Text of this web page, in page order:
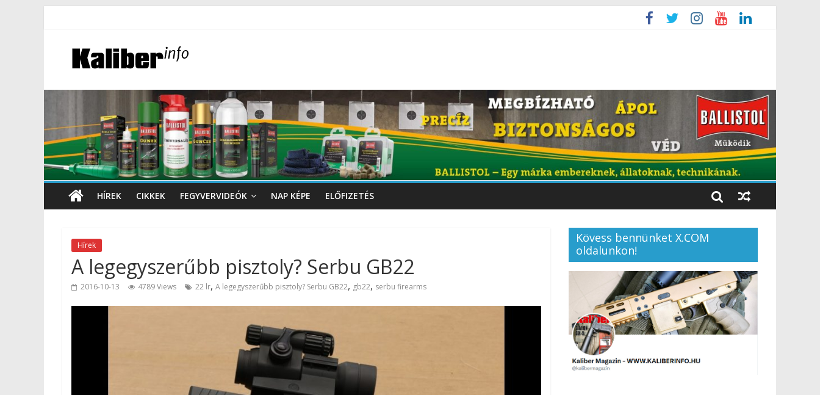
HÍREK CIKKEK FEGYVERVIDEÓK NAP KÉPE ELŐFIZETÉS
Hírek
A legegyszerűbb pisztoly? Serbu GB22
2016-10-13 4789 Views 22 lr, A legegyszerűbb pisztoly? Serbu GB22, gb22, serbu firearms
Kövess bennünket X.COM
oldalunkon!